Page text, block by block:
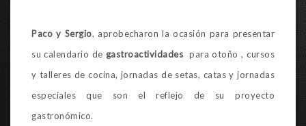
Paco y Sergio, aprobecharon la ocasión para presentar
su calendario de gastroactividades para otoño , cursos
y talleres de cocina, jornadas de setas, catas y jornadas
especiales que son el reflejo de su proyecto
gastronómico.